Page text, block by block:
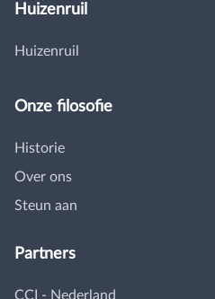
Huizenruil
Huizenruil
Onze filosofie
Historie
Over ons
Steun aan
Partners
CCI - Nederland